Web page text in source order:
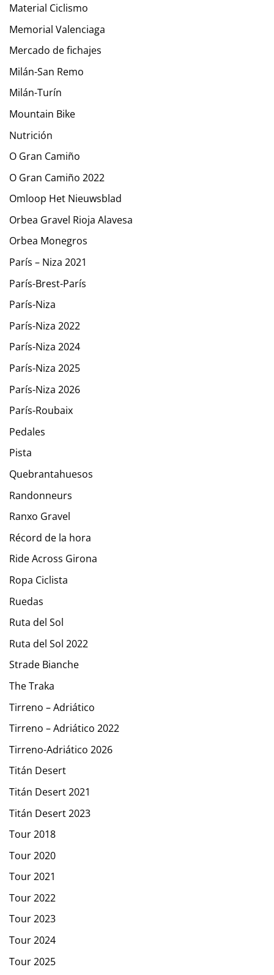
Material Ciclismo
Memorial Valenciaga
Mercado de fichajes
Milán-San Remo
Milán-Turín
Mountain Bike
Nutrición
O Gran Camiño
O Gran Camiño 2022
Omloop Het Nieuwsblad
Orbea Gravel Rioja Alavesa
Orbea Monegros
París – Niza 2021
París-Brest-París
París-Niza
París-Niza 2022
París-Niza 2024
París-Niza 2025
París-Niza 2026
París-Roubaix
Pedales
Pista
Quebrantahuesos
Randonneurs
Ranxo Gravel
Récord de la hora
Ride Across Girona
Ropa Ciclista
Ruedas
Ruta del Sol
Ruta del Sol 2022
Strade Bianche
The Traka
Tirreno – Adriático
Tirreno – Adriático 2022
Tirreno-Adriático 2026
Titán Desert
Titán Desert 2021
Titán Desert 2023
Tour 2018
Tour 2020
Tour 2021
Tour 2022
Tour 2023
Tour 2024
Tour 2025